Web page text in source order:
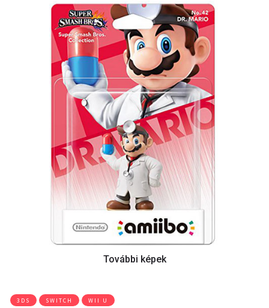
3DS SWITCH WII U